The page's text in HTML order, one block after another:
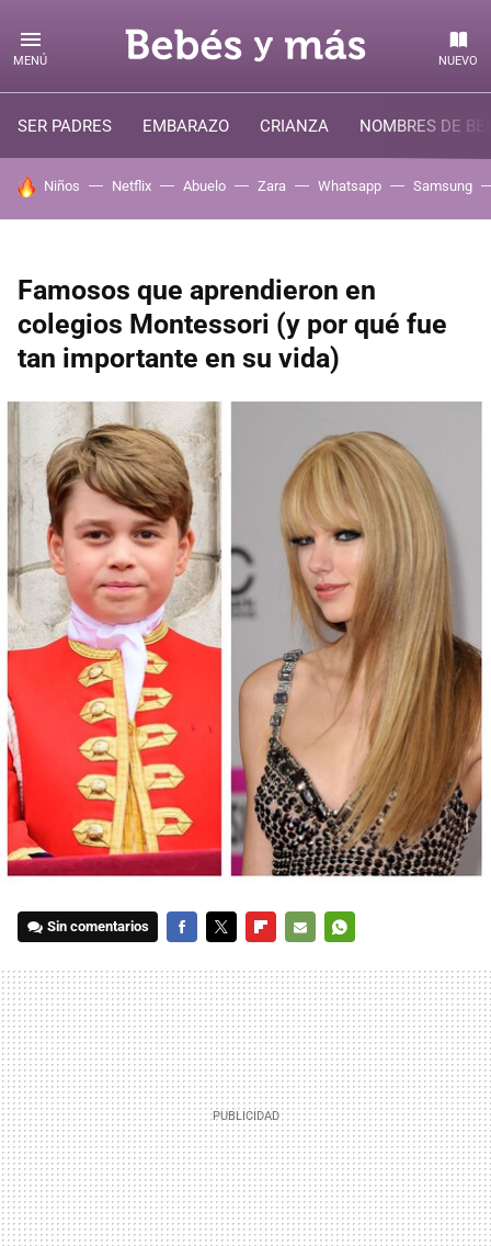
MENÚ NUEVO
SER PADRES EMBARAZO CRIANZA NOMBRES DE
HOY SE HABLA DE
Niños Netflix Abuelo Zara Whatsapp Samsung
Famosos que aprendieron en
colegios Montessori (y por qué fue
tan importante en su vida)
Sin comentarios
MAIL